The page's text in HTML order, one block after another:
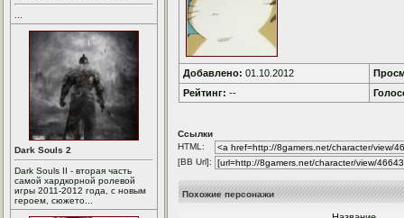
Dark Souls 2
Dark Souls II - вторая часть
самой хардкорной ролевой
игры 2011-2012 года, с новым
героем, сюжето...
Добавлено: 01.10.2012
Рейтинг: --
Ссылки
HTML:
[BB Url]:
Похожие персонажи